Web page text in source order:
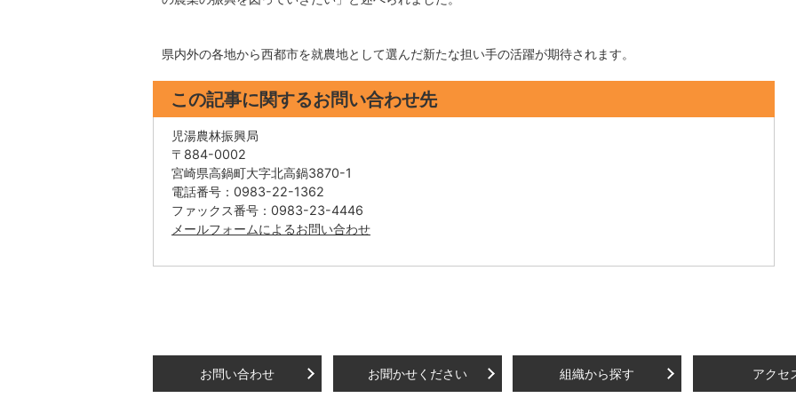
県内外の各地から西都市を就農地として選んだ新たな担い手の活躍が期待されます。
この記事に関するお問い合わせ先
児湯農林振興局
〒884-0002
宮崎県高鍋町大字北高鍋3870-1
電話番号：0983-22-1362
ファックス番号：0983-23-4446
メールフォームによるお問い合わせ
お問い合わせ お聞かせください 組織から探す アクセ